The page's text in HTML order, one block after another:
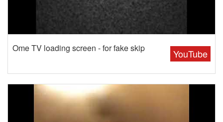
YouTube
Ome TV loading screen - for fake skip